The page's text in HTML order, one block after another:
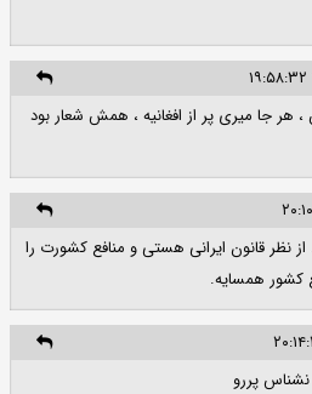
، هر جا میری پر از افغانیه ، همش شعار بود
از نظر قانون ایرانی هستی و منافع کشورت را
کشور همسایه.
نشناس پررو